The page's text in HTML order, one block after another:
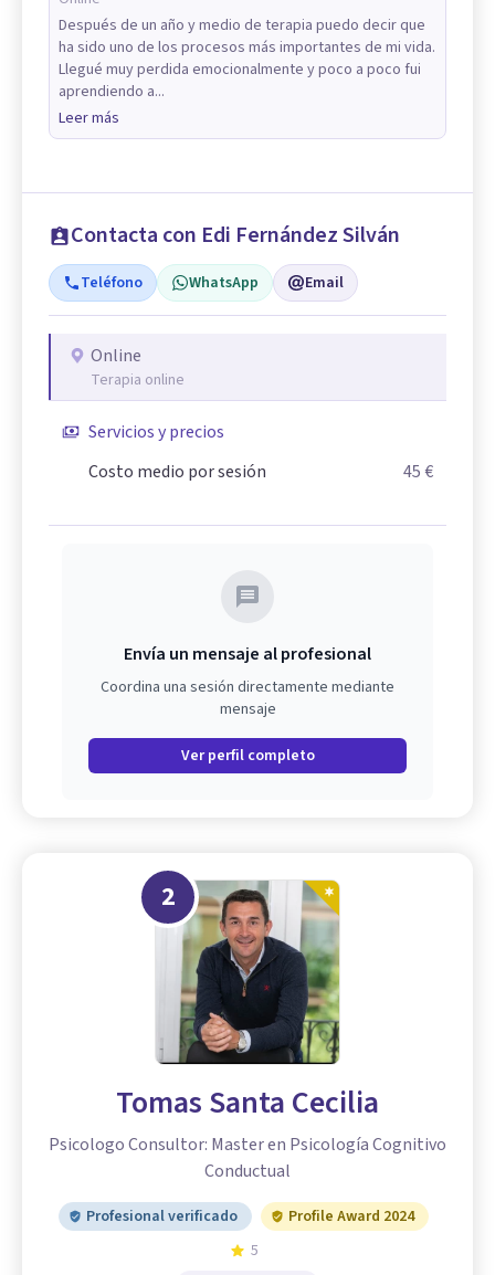
Después de un año y medio de terapia puedo decir que
ha sido uno de los procesos más importantes de mi vida.
Llegué muy perdida emocionalmente y poco a poco fui
aprendiendo a...
Leer más
Contacta con Edi Fernández Silván
Teléfono WhatsApp Email
Online
Terapia online
Servicios y precios
Costo medio por sesión
45 €
Envía un mensaje al profesional
Coordina una sesión directamente mediante
mensaje
Ver perfil completo
2
Tomas Santa Cecilia
Psicologo Consultor: Master en Psicología Cognitivo
Conductual
Profesional verificado
Profile Award 2024
5